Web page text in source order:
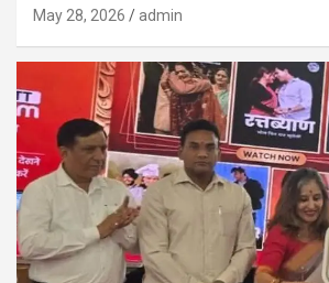
May 28, 2026 admin